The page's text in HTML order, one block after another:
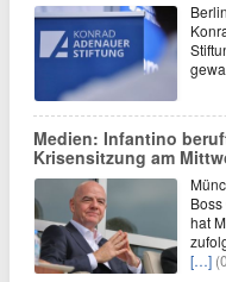
Medien: Infantino
Krisensitzung am
hat
[…]